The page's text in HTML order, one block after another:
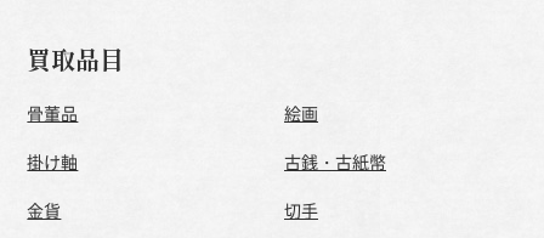
買取品目
骨董品
絵画
掛け軸
古銭・古紙幣
金貨
切手